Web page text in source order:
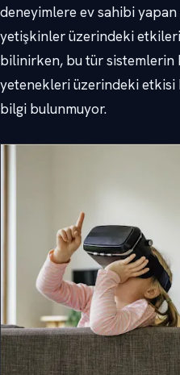
deneyimlere ev sahibi
yetişkinler üzerindeki
bilinirken, bu tür sistemlerin
yetenekleri üzerindeki etkisi
bilgi bulunmuyor.